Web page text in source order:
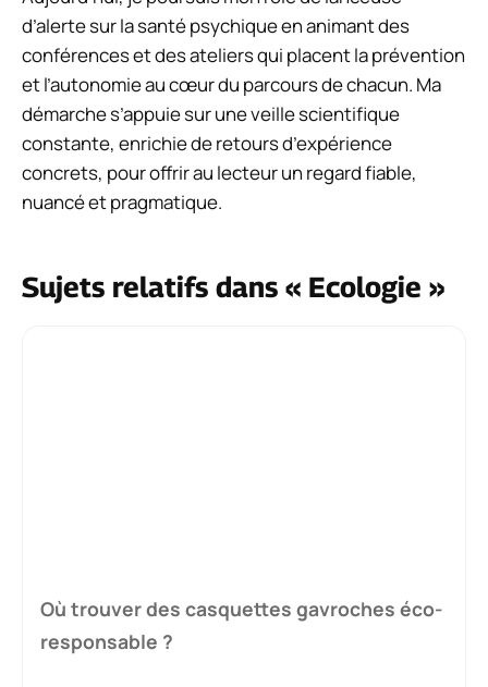
d’alerte sur la santé psychique en animant des
conférences et des ateliers qui placent la prévention
et l’autonomie au cœur du parcours de chacun. Ma
démarche s’appuie sur une veille scientifique
constante, enrichie de retours d’expérience
concrets, pour offrir au lecteur un regard fiable,
nuancé et pragmatique.
Sujets relatifs dans « Ecologie »
Où trouver des casquettes gavroches éco-
responsable ?